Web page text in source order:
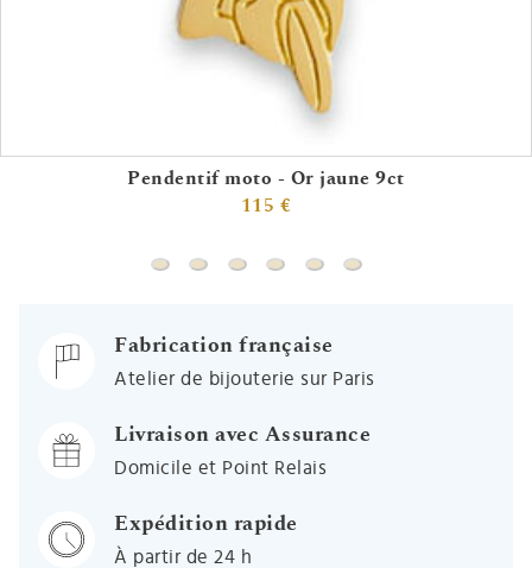
Pendentif moto - Or jaune 9ct
115 €
Pendentif moto - Or jaune 9ct
Pendentif handball - Or blanc 18ct
Pendentif club de golf (or jaune 18c
Pendentif handball - Or jaune
Pendentif coureur - Or
Pendentif moto - Or
Fabrication française
Atelier de bijouterie sur Paris
Livraison avec Assurance
Domicile et Point Relais
Expédition rapide
À partir de 24 h